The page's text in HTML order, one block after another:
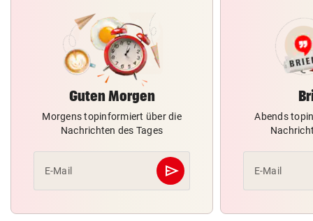
Guten Morgen
Morgens topinformiert über die
Nachrichten des Tages
E-Mail send
Abschicken
Abends
E-Mail